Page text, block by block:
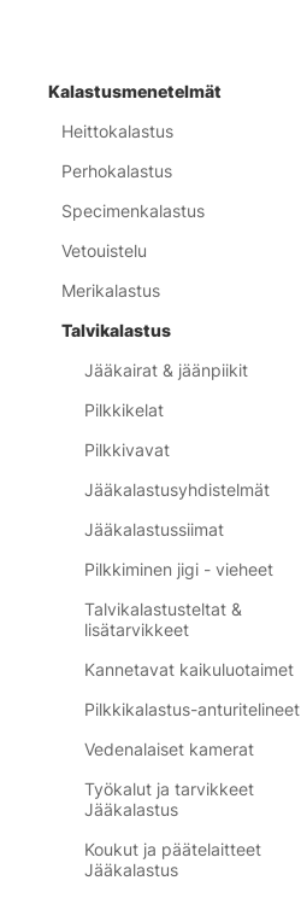
Kalastusmenetelmät
Heittokalastus
Perhokalastus
Specimenkalastus
Vetouistelu
Merikalastus
Talvikalastus
Jääkairat & jäänpiikit
Pilkkikelat
Pilkkivavat
Jääkalastusyhdistelmät
Jääkalastussiimat
Pilkkiminen jigi - vieheet
Talvikalastusteltat &
lisätarvikkeet
Kannetavat kaikuluotaimet
Pilkkikalastus-anturitelineet
Vedenalaiset kamerat
Työkalut ja tarvikkeet
Jääkalastus
Koukut ja päätelaitteet
Jääkalastus
Class Black, #3
alk. €4.50